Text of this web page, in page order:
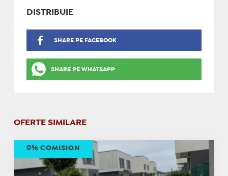
DISTRIBUIE
SHARE PE FACEBOOK
SHARE PE WHATSAPP
OFERTE SIMILARE
0% COMISION